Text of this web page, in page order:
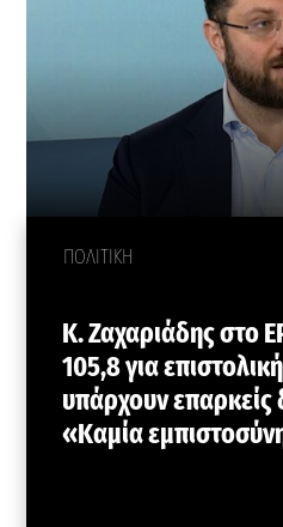
ΠΟΛΙΤΙΚΗ
Κ. Ζαχαριάδης στο
105,8 για
υπάρχουν επαρκείς
«Καμία